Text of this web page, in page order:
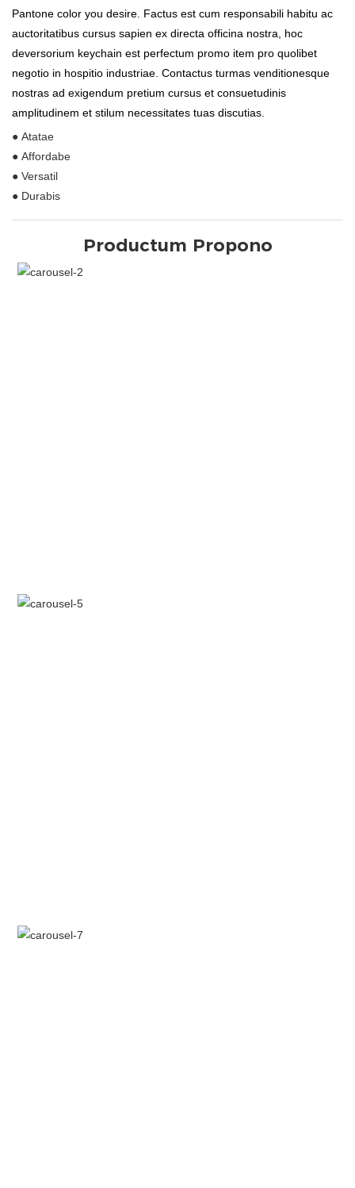
Pantone color you desire. Factus est cum responsabili habitu ac
auctoritatibus cursus sapien ex directa officina nostra, hoc
deversorium keychain est perfectum promo item pro quolibet
negotio in hospitio industriae. Contactus turmas venditionesque
nostras ad exigendum pretium cursus et consuetudinis
amplitudinem et stilum necessitates tuas discutias.
● Atatae
● Affordabe
● Versatil
● Durabis
Productum Propono